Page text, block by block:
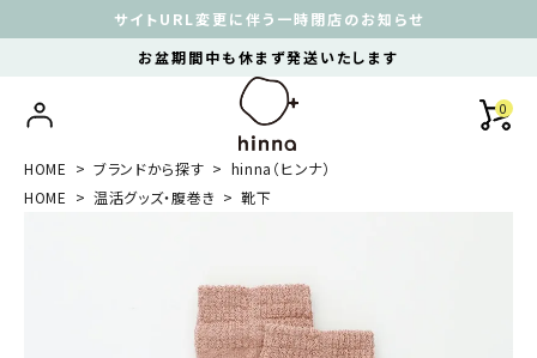
サイトURL変更に伴う一時閉店のお知らせ
お盆期間中も休まず発送いたします
0
HOME ブランドから探す
hinna（ヒンナ）
HOME
温活グッズ・腹巻き 靴下